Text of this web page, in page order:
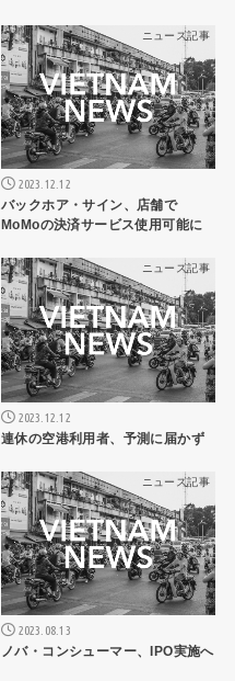
ニュース記事
2023.12.12
バックホア・サイン、店舗で
MoMoの決済サービス使用可能に
ニュース記事
2023.12.12
連休の空港利用者、予測に届かず
ニュース記事
2023.08.13
ノバ・コンシューマー、IPO実施へ